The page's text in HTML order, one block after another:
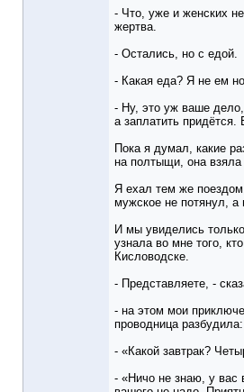
- Что, уже и женских
жертва.
- Остались, но с едой.
- Какая еда? Я не ем
- Ну, это уж ваше
а заплатить
Пока я думал, какие
на полтыщи, она взяла
Я ехал тем же
мужское не потянул, а
И мы увиделись
узнала во мне того,
Кисловодске.
- Представляете, -
- на этом мои
проводница
- «Какой завтрак?
- «Ничо не знаю, у вас